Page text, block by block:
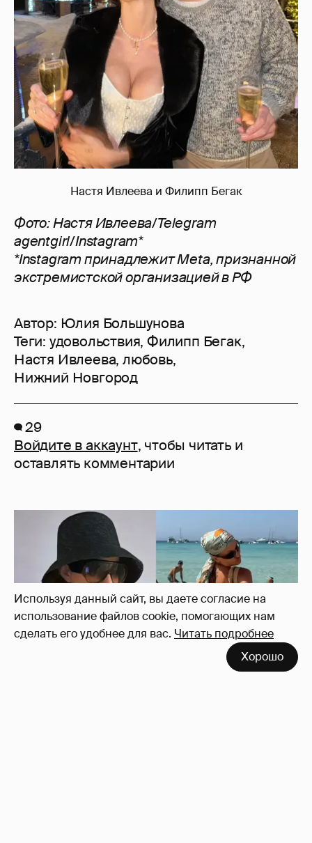
Используя данный сайт, вы даете согласие на
использование файлов cookie, помогающих нам
сделать его удобнее для вас. Читать подробнее
Хорошо
Настя Ивлеева и Филипп Бегак
Фото: Настя Ивлеева/Telegram
agentgirl/Instagram*
*Instagram принадлежит Meta, признанной
экстремистской организацией в РФ
Автор: Юлия Большунова
Теги: удовольствия,Филипп Бегак,
Настя Ивлеева,любовь,
Нижний Новгород
29
Войдите в аккаунт, чтобы читать и
оставлять комментарии